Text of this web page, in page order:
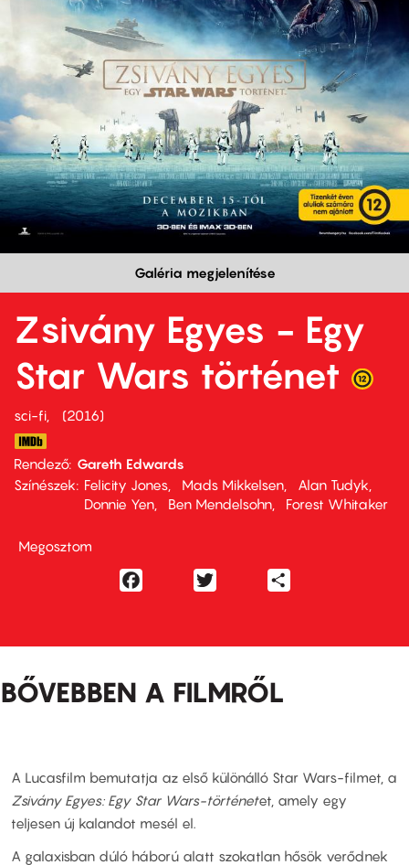
Galéria megjelenítése
Zsivány Egyes - Egy
Star Wars történet
sci-fi 2016
Rendező Gareth Edwards
Színészek
Felicity Jones Mads Mikkelsen
Alan Tudyk
Donnie Yen
Ben Mendelsohn Forest Whitaker
Megosztom
Facebook
BŐVEBBEN A FILMRŐL
A Lucasfilm bemutatja az első különálló Star Wars-filmet, a
Zsivány Egyes: Egy Star Wars-történetet, amely egy
teljesen új kalandot mesél el.
A galaxisban dúló háború alatt szokatlan hősök verődnek